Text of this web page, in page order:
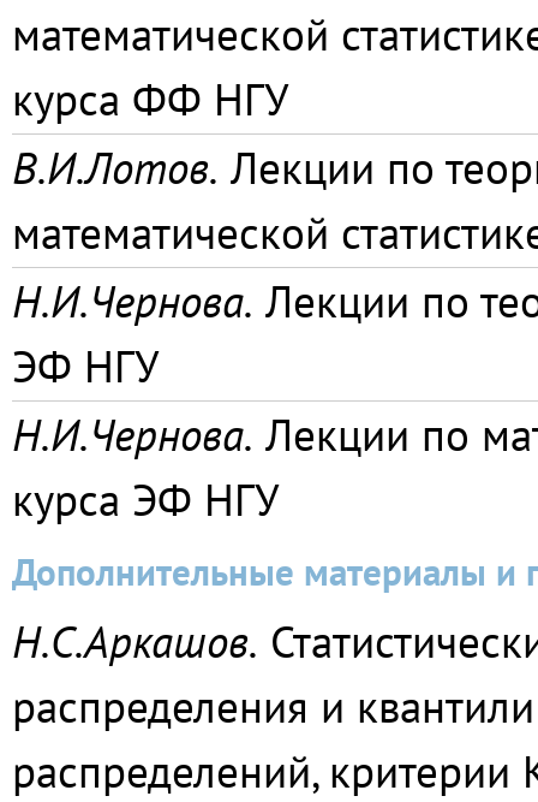
математической
курса ФФ НГУ
В.И.Лотов. Лекции по
математической
Н.И.Чернова. Лекции по
ЭФ НГУ
Н.И.Чернова. Лекции по
курса ЭФ НГУ
Дополнительные материалы и
Н.С.Аркашов.
распределения и
распределений, критерии